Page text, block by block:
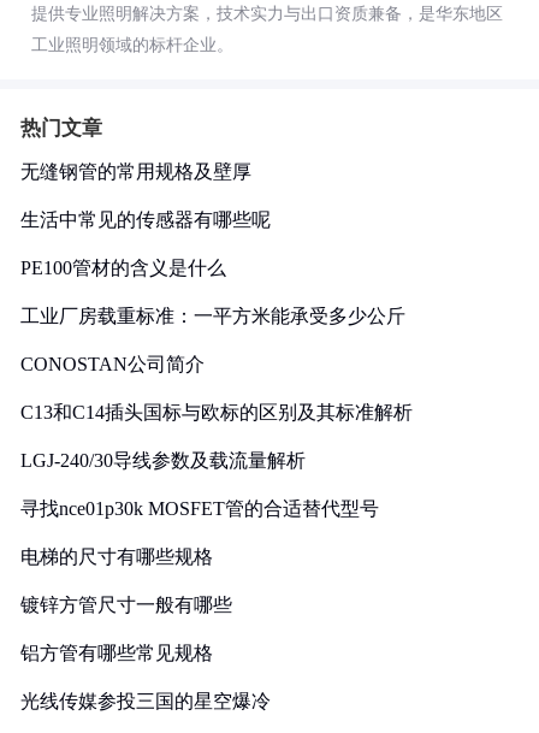
提供专业照明解决方案，技术实力与出口资质兼备，是华东地区
工业照明领域的标杆企业。
热门文章
无缝钢管的常用规格及壁厚
生活中常见的传感器有哪些呢
PE100管材的含义是什么
工业厂房载重标准：一平方米能承受多少公斤
CONOSTAN公司简介
C13和C14插头国标与欧标的区别及其标准解析
LGJ-240/30导线参数及载流量解析
寻找nce01p30k MOSFET管的合适替代型号
电梯的尺寸有哪些规格
镀锌方管尺寸一般有哪些
铝方管有哪些常见规格
光线传媒参投三国的星空爆冷